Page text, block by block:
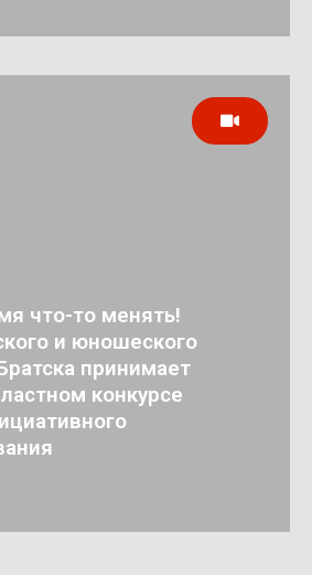
что-то менять!
и юношеского
принимает
конкурсе